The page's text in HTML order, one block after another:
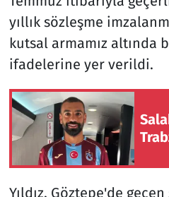
yıllık sözleşme
kutsal armamız altında
ifadelerine yer verildi.
Yıldız, Göztepe'de
Spor
Teknoloji ve Bilim
Televizyon